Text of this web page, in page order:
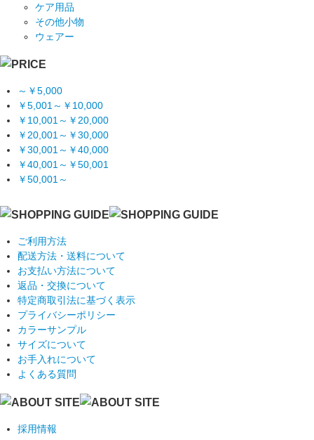
ケア用品
その他小物
ウェアー
～￥5,000
￥5,001～￥10,000
￥10,001～￥20,000
￥20,001～￥30,000
￥30,001～￥40,000
￥40,001～￥50,001
￥50,001～
ご利用方法
配送方法・送料について
お支払い方法について
返品・交換について
特定商取引法に基づく表示
プライバシーポリシー
カラーサンプル
サイズについて
お手入れについて
よくある質問
採用情報